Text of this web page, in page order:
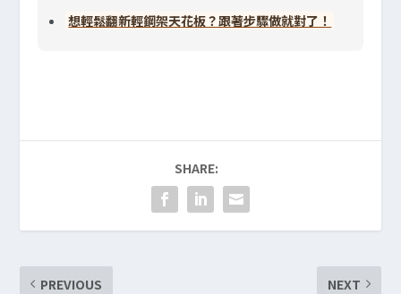
想輕鬆翻新輕鋼架天花板？跟著步驟做就對了！
SHARE:
PREVIOUS NEXT